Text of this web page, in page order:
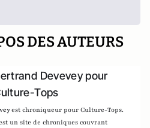
DES AUTEURS
Devevey pour
Tops
est chroniqueur pour Culture-Tops.
un site de chroniques couvrant